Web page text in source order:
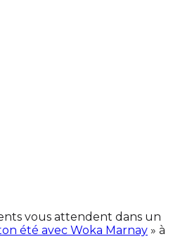
vous attendent dans un
été avec Woka Marnay » à